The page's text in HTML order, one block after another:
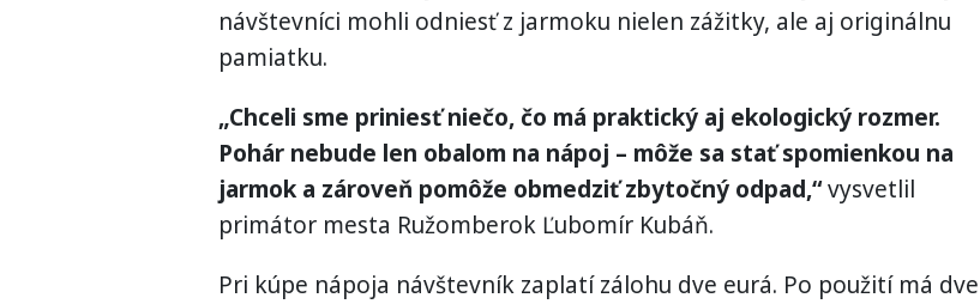
návštevníci mohli odniesť z jarmoku nielen zážitky, ale aj originálnu
pamiatku.
„Chceli sme priniesť niečo, čo má praktický aj ekologický rozmer.
Pohár nebude len obalom na nápoj – môže sa stať spomienkou na
jarmok a zároveň pomôže obmedziť zbytočný odpad,“vysvetlil
primátor mesta Ružomberok Ľubomír Kubáň.
Pri kúpe nápoja návštevník zaplatí zálohu dve eurá. Po použití má dve